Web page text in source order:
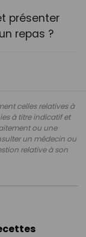
présenter
repas ?
celles relatives à
à titre indicatif et
ou une
un médecin ou
relative à son